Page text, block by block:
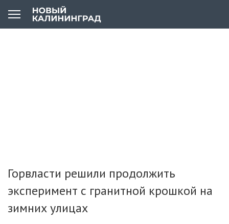
Горвласти решили продолжить
эксперимент с гранитной крошкой на
зимних улицах